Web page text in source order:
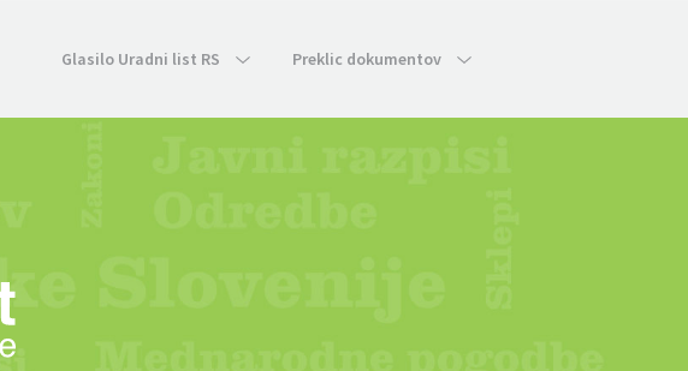
Glasilo Uradni list RS Preklic dokumentov